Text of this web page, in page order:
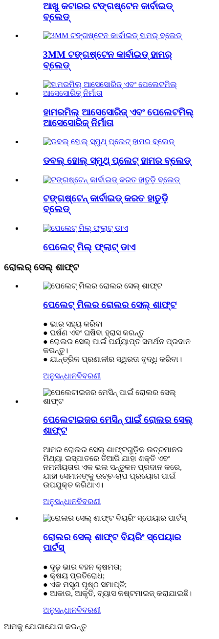
ଆଖୁ କଟାରର ଟଙ୍ଗଷ୍ଟେନ କାର୍ବାଇଡ୍
ବ୍ଲେଡ୍
3MM ଟଙ୍ଗଷ୍ଟେନ କାର୍ବାଇଡ୍ ହାମର୍
ବ୍ଲେଡ୍
ହାମରମିଲ୍ ଆସେସୋରିଜ୍ ଏବଂ ପେଲେଟମିଲ୍
ଆସେସୋରିଜ୍ ନିର୍ମାତା
ଡବଲ୍ ହୋଲ୍ ସ୍ମୁଥ୍ ପ୍ଲେଟ୍ ହାମର ବ୍ଲେଡ୍
ଟଙ୍ଗଷ୍ଟେନ୍ କାର୍ବାଇଡ୍ କରତ ହାତୁଡ଼ି
ବ୍ଲେଡ୍
ପେଲେଟ୍ ମିଲ୍ ଫ୍ଲାଟ୍ ଡାଏ
ରୋଲର୍ ସେଲ୍ ଶାଫ୍ଟ
ପେଲେଟ୍ ମିଲର ରୋଲର ସେଲ୍ ଶାଫ୍ଟ
● ଭାର ସହ୍ୟ କରିବା
● ଘର୍ଷଣ ଏବଂ ଘଷିବା ହ୍ରାସ କରନ୍ତୁ
● ରୋଲର ସେଲ୍ ପାଇଁ ପର୍ଯ୍ୟାପ୍ତ ସମର୍ଥନ ପ୍ରଦାନ
କରନ୍ତୁ।
● ଯାନ୍ତ୍ରିକ ପ୍ରଣାଳୀର ସ୍ଥିରତା ବୃଦ୍ଧି କରିବା।
ଅନୁସନ୍ଧାନବିବରଣୀ
ପେଲେଟାଇଜର ମେସିନ୍ ପାଇଁ ରୋଲର ସେଲ୍
ଶାଫ୍ଟ
ଆମର ରୋଲର ସେଲ୍ ଶାଫ୍ଟଗୁଡ଼ିକ ଉଚ୍ଚମାନର
ମିଥ୍ୟା ଇସ୍ପାତରେ ତିଆରି ଯାହା ଶକ୍ତି ଏବଂ
ନମନୀୟତାର ଏକ ଭଲ ସନ୍ତୁଳନ ପ୍ରଦାନ କରେ,
ଯାହା ସେମାନଙ୍କୁ ଉଚ୍ଚ-ଚାପ ପ୍ରୟୋଗ ପାଇଁ
ଉପଯୁକ୍ତ କରିଥାଏ।
ଅନୁସନ୍ଧାନବିବରଣୀ
ରୋଲର ସେଲ୍ ଶାଫ୍ଟ ବିୟରିଂ ସ୍ପେୟାର
ପାର୍ଟସ୍
● ଦୃଢ଼ ଭାର ବହନ କ୍ଷମତା;
● କ୍ଷୟ ପ୍ରତିରୋଧ;
● ଏକ ମସୃଣ ପୃଷ୍ଠ ସମାପ୍ତି;
● ଆକାର, ଆକୃତି, ବ୍ୟାସ କଷ୍ଟମାଇଜ୍ କରାଯାଇଛି।
ଅନୁସନ୍ଧାନବିବରଣୀ
ଆମକୁ ଯୋଗାଯୋଗ କରନ୍ତୁ